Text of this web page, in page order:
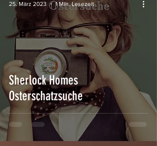
Sherlock Homes
Osterschatzsuche
25. März 2023 1 Min. Lesezeit